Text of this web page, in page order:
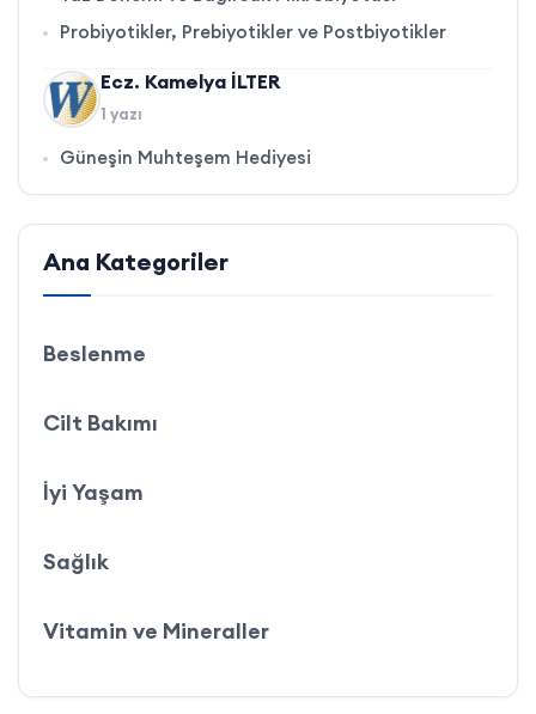
Probiyotikler, Prebiyotikler ve Postbiyotikler
Ecz. Kamelya İLTER
1 yazı
Güneşin Muhteşem Hediyesi
Ana Kategoriler
Beslenme
Cilt Bakımı
İyi Yaşam
Sağlık
Vitamin ve Mineraller